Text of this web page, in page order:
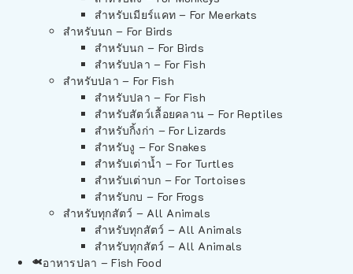
สำหรับเมียร์แคท – For Meerkats
สำหรับนก – For Birds
สำหรับนก – For Birds
สำหรับปลา – For Fish
สำหรับปลา – For Fish
สำหรับปลา – For Fish
สำหรับสัตว์เลื้อยคลาน – For Reptiles
สำหรับกิ้งก่า – For Lizards
สำหรับงู – For Snakes
สำหรับเต่าน้ำ – For Turtles
สำหรับเต่าบก – For Tortoises
สำหรับกบ – For Frogs
สำหรับทุกสัตว์ – All Animals
สำหรับทุกสัตว์ – All Animals
สำหรับทุกสัตว์ – All Animals
อาหารปลา – Fish Food